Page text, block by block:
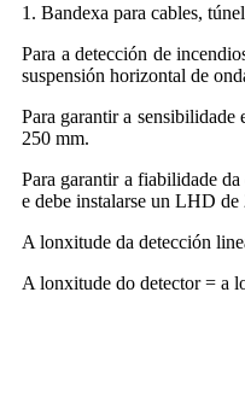
1. Bandexa para cables,
Para a detección de
suspensión horizontal de
Para garantir a
250 mm.
Para garantir a fiabilidade
e debe instalarse un LHD de
A lonxitude da detección
A lonxitude do detector = a